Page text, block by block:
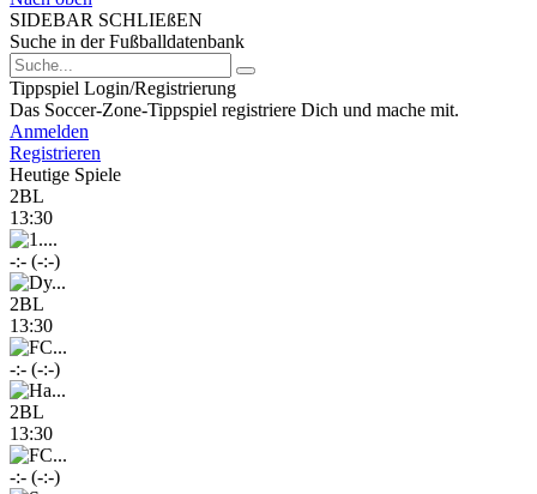
SIDEBAR SCHLIEßEN
Suche in der Fußballdatenbank
Tippspiel Login/Registrierung
Das Soccer-Zone-Tippspiel registriere Dich und mache mit.
Anmelden
Registrieren
Heutige Spiele
2BL
13:30
-:- (-:-)
2BL
13:30
-:- (-:-)
2BL
13:30
-:- (-:-)